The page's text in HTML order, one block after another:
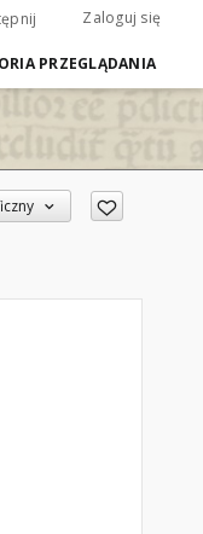
Zaloguj się
PRZEGLĄDANIA